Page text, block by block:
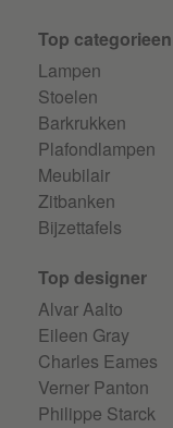
Top categorieen
Lampen
Stoelen
Barkrukken
Plafondlampen
Meubilair
Zitbanken
Bijzettafels
Top designer
Alvar Aalto
Eileen Gray
Charles Eames
Verner Panton
Philippe Starck